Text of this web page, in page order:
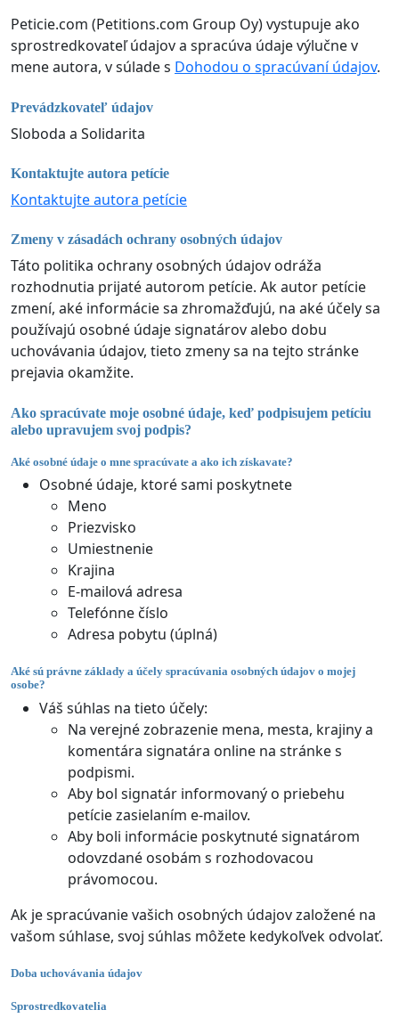
Peticie.com (Petitions.com Group Oy) vystupuje ako
sprostredkovateľ údajov a spracúva údaje výlučne v
mene autora, v súlade s Dohodou o spracúvaní údajov.
Prevádzkovateľ údajov
Sloboda a Solidarita
Kontaktujte autora petície
Kontaktujte autora petície
Zmeny v zásadách ochrany osobných údajov
Táto politika ochrany osobných údajov odráža
rozhodnutia prijaté autorom petície. Ak autor petície
zmení, aké informácie sa zhromažďujú, na aké účely sa
používajú osobné údaje signatárov alebo dobu
uchovávania údajov, tieto zmeny sa na tejto stránke
prejavia okamžite.
Ako spracúvate moje osobné údaje, keď podpisujem petíciu
alebo upravujem svoj podpis?
Aké osobné údaje o mne spracúvate a ako ich získavate?
Osobné údaje, ktoré sami poskytnete
Meno
Priezvisko
Umiestnenie
Krajina
E-mailová adresa
Telefónne číslo
Adresa pobytu (úplná)
Aké sú právne základy a účely spracúvania osobných údajov o mojej
osobe?
Váš súhlas na tieto účely:
Na verejné zobrazenie mena, mesta, krajiny a
komentára signatára online na stránke s
podpismi.
Aby bol signatár informovaný o priebehu
petície zasielaním e-mailov.
Aby boli informácie poskytnuté signatárom
odovzdané osobám s rozhodovacou
právomocou.
Ak je spracúvanie vašich osobných údajov založené na
vašom súhlase, svoj súhlas môžete kedykoľvek odvolať.
Doba uchovávania údajov
Sprostredkovatelia